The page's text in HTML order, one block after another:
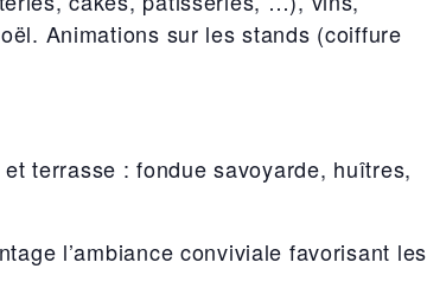
Animations sur les stands (coiffure
terrasse : fondue savoyarde, huîtres,
l’ambiance conviviale favorisant les